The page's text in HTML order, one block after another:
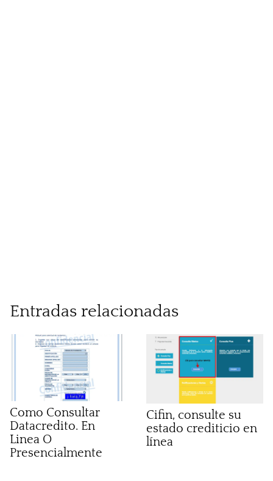
Entradas relacionadas
Como Consultar
Datacredito. En
Linea O
Presencialmente
Cifin, consulte su
estado crediticio en
línea